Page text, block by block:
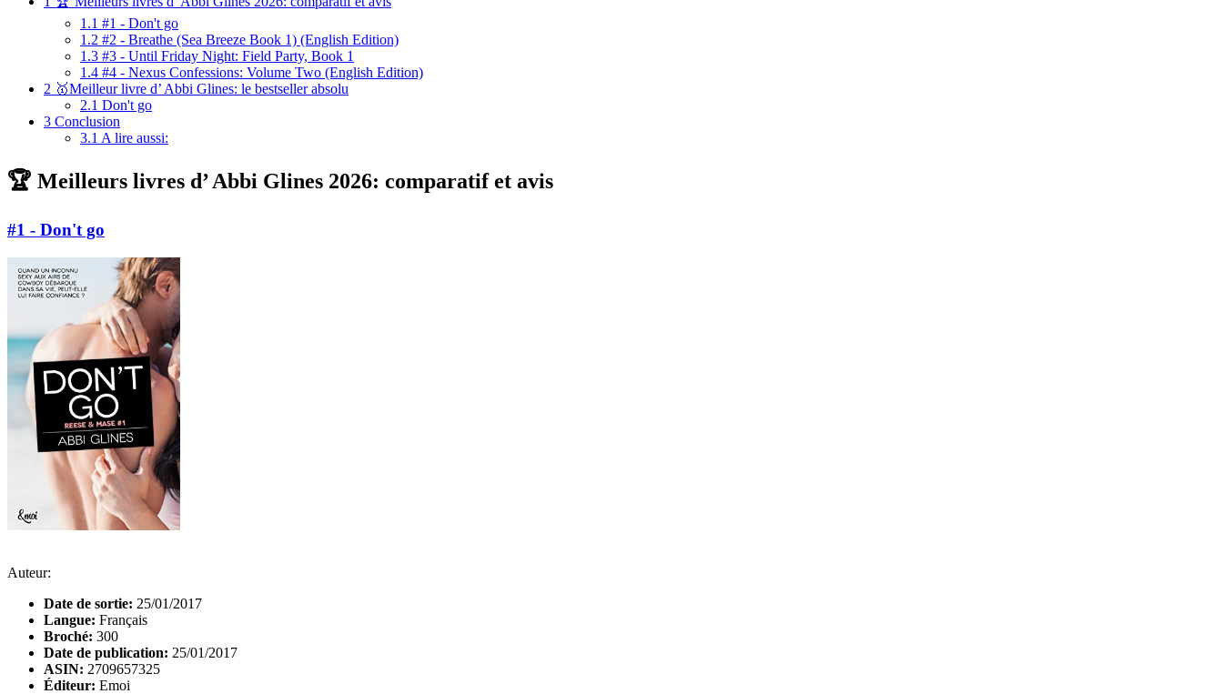
1.1 #1 - Don't go
1.2 #2 - Breathe (Sea Breeze Book 1) (English Edition)
1.3 #3 - Until Friday Night: Field Party, Book 1
1.4 #4 - Nexus Confessions: Volume Two (English Edition)
2 🥇Meilleur livre d’ Abbi Glines: le bestseller absolu
2.1 Don't go
3 Conclusion
3.1 A lire aussi:
🏆 Meilleurs livres d’ Abbi Glines 2026: comparatif et avis
#1 - Don't go
Auteur:
Date de sortie: 25/01/2017
Langue: Français
Broché: 300
Date de publication: 25/01/2017
ASIN: 2709657325
Éditeur: Emoi